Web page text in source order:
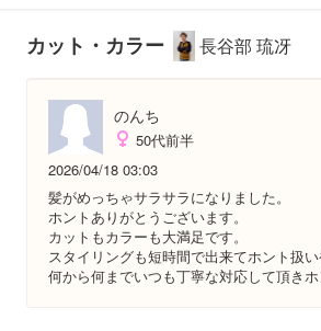
カット・カラー 長谷部 琉冴
のんち
50代前半
2026/04/18 03:03
髪がめっちゃサラサラになりました。
ホントありがとうございます。
カットもカラーも大満足です。
スタイリングも短時間で出来てホント扱い
何から何までいつも丁寧な対応して頂きホ